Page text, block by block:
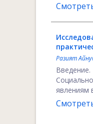
Разият
явлениям